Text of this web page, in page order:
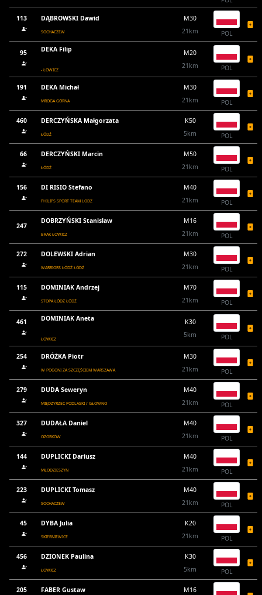
113 DĄBROWSKI Dawid
SOCHACZEW
M30
21km
POL
95 DEKA Filip
- ŁOWICZ
M20
21km
POL
191 DEKA Michał
MROGA GÓRNA
M30
21km
POL
460 DERCZYŃSKA Małgorzata
ŁÓDŹ
K50
5km
POL
66 DERCZYŃSKI Marcin
ŁÓDŹ
M50
21km
POL
156 DI RISIO Stefano
PHILIPS SPORT TEAM LODZ
M40
21km
POL
247
DOBRZYŃSKI Stanislaw
BRAK ŁOWICZ
M16
21km
POL
272 DOLEWSKI Adrian
WARRIORS ŁÓDŹ ŁÓDŹ
M30
21km
POL
115 DOMINIAK Andrzej
STOPA ŁÓDŹ ŁÓDŹ
M70
21km
POL
461 DOMINIAK Aneta
ŁOWICZ
K30
5km
POL
254 DRÓŻKA Piotr
W POGONI ZA SZCZĘŚCIEM WARSZAWA
M30
21km
POL
279 DUDA Seweryn
MIĘDZYRZEC PODLASKI / GŁOWNO
M40
21km
POL
327 DUDAŁA Daniel
OZORKÓW
M40
21km
POL
144 DUPLICKI Dariusz
MŁODZIESZYN
M40
21km
POL
223 DUPLICKI Tomasz
SOCHACZEW
M40
21km
POL
45 DYBA Julia
SKIERNIEWICE
K20
21km
POL
456 DZIONEK Paulina
ŁOWICZ
K30
5km
POL
205 FABER Gustaw
M16